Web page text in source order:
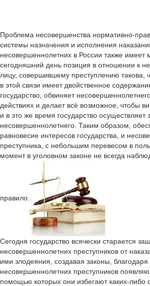
Проблема несовершенства нормативно-
системы назначения и исполнения
несовершеннолетних в России также имеет
сегодняшний день позиция в отношении к
лицу, совершившему преступлению такова,
в этой связи имеет двойственное
государство, обвиняет
действиях и делает всё возможное, чтобы
и в это же время государство осуществляет
несовершеннолетнего. Таким образом,
равновесие интересов государства, и
преступника, с небольшим перевесом в
момент в уголовном законе не всегда
правило.
Сегодня государство всячески старается
несовершеннолетних преступников от
ими злодеяния, создавая законы,
несовершеннолетних преступников
помощью которых они избегают каких-либо